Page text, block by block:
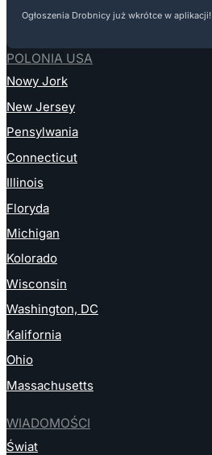
Ogłoszenia Drobnicy już wkrótce w aplikacji!
POLONIA USA
Nowy Jork
New Jersey
Pensylwania
Connecticut
Illinois
Floryda
Michigan
Kolorado
Wisconsin
Washington, DC
Kalifornia
Ohio
Massachusetts
WIADOMOŚCI
Świat